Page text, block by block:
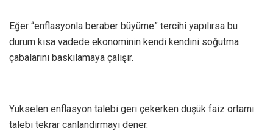
Eğer “enflasyonla beraber büyüme” tercihi yapılırsa bu
durum kısa vadede ekonominin kendi kendini soğutma
çabalarını baskılamaya çalışır.
Yükselen enflasyon talebi geri çekerken düşük faiz ortamı
talebi tekrar canlandırmayı dener.